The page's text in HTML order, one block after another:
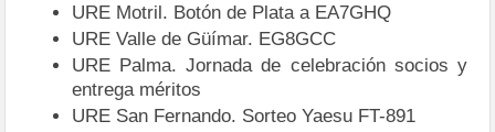
URE Motril. Botón de Plata a EA7GHQ
URE Valle de Güímar. EG8GCC
URE Palma. Jornada de celebración socios y
entrega méritos
URE San Fernando. Sorteo Yaesu FT-891